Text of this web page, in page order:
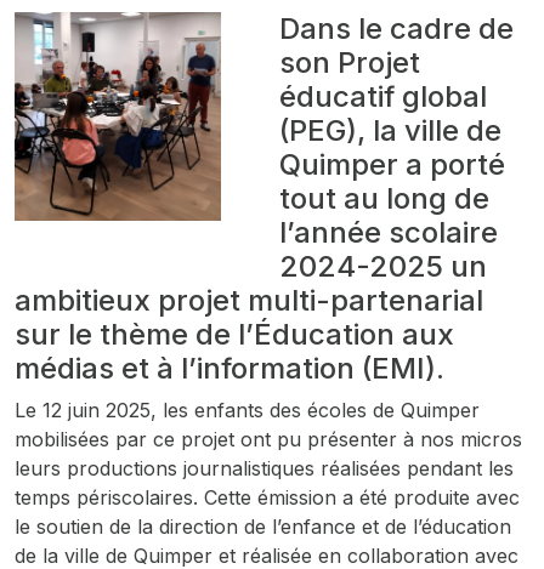
Dans le cadre de
son Projet
éducatif global
(PEG), la ville de
Quimper a porté
tout au long de
l’année scolaire
2024-2025 un
ambitieux projet multi-partenarial
sur le thème de l’Éducation aux
médias et à l’information (EMI).
Le 12 juin 2025, les enfants des écoles de Quimper
mobilisées par ce projet ont pu présenter à nos micros
leurs productions journalistiques réalisées pendant les
temps périscolaires. Cette émission a été produite avec
le soutien de la direction de l’enfance et de l’éducation
de la ville de Quimper et réalisée en collaboration avec